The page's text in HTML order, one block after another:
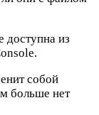
из
собой
больше нет